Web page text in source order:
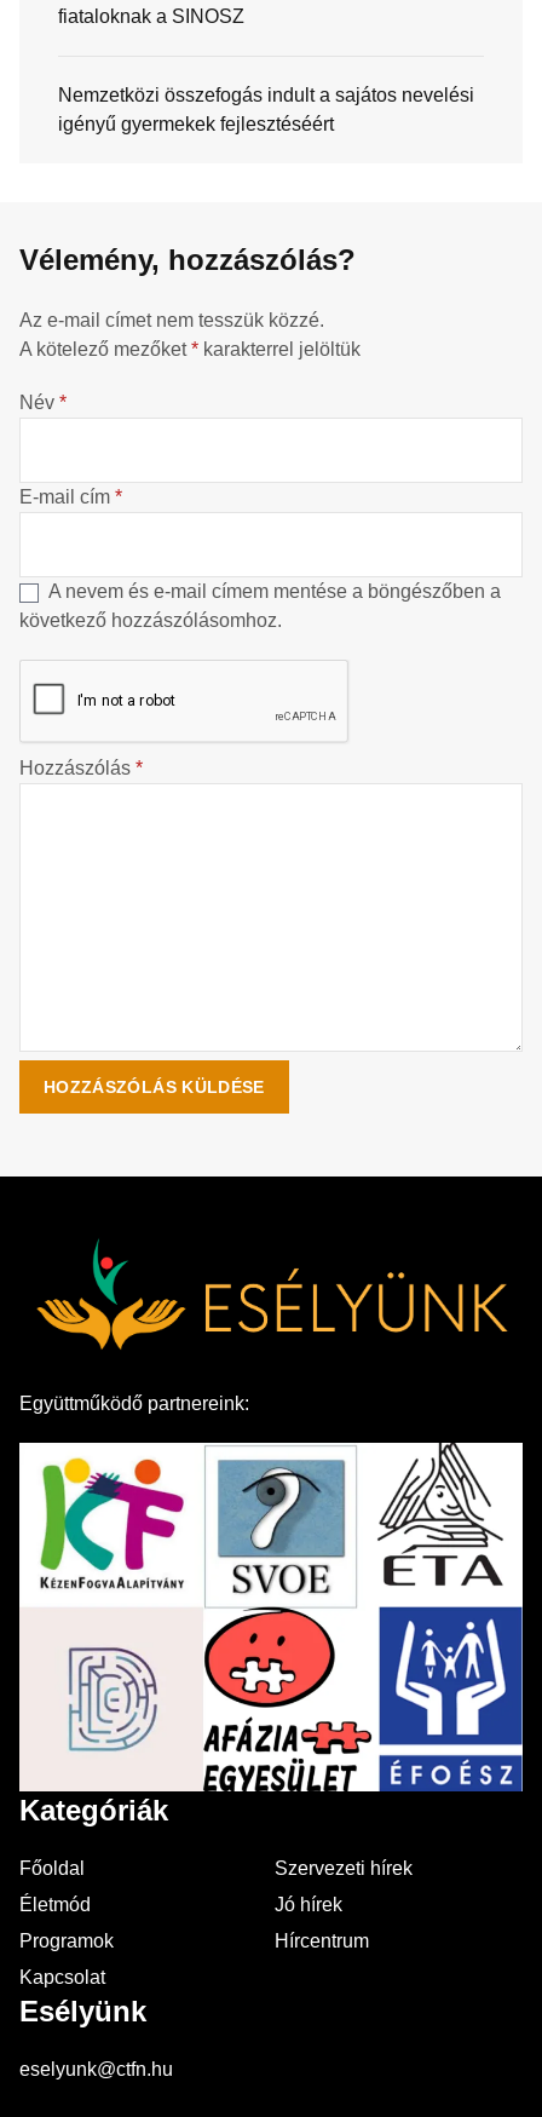
fiataloknak a SINOSZ
Nemzetközi összefogás indult a sajátos nevelési
igényű gyermekek fejlesztéséért
Vélemény, hozzászólás?
Az e-mail címet nem tesszük közzé.
A kötelező mezőket* karakterrel jelöltük
Név *
E-mail cím *
A nevem és e-mail címem mentése a böngészőben a
következő hozzászólásomhoz.
Hozzászólás *
Együttműködő partnereink:
Kategóriák
Főoldal
Szervezeti hírek
Életmód
Jó hírek
Programok
Hírcentrum
Kapcsolat
Esélyünk
eselyunk@ctfn.hu